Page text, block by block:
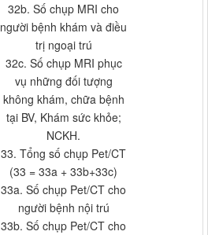
32b. Số chụp MRI cho
người bệnh khám và điều
trị ngoại trú
32c. Số chụp MRI phục
vụ những đối tượng
không khám, chữa bệnh
tại BV, Khám sức khỏe;
NCKH.
33. Tổng số chụp Pet/CT
(33 = 33a + 33b+33c)
33a. Số chụp Pet/CT cho
người bệnh nội trú
33b. Số chụp Pet/CT cho